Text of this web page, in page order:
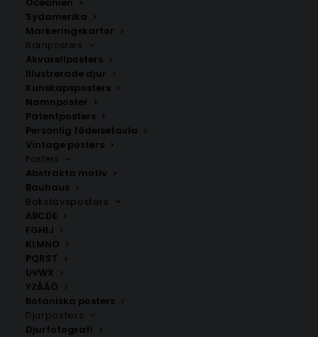
Sydamerika
Markeringskartor
Barnposters
Akvarellposters
Illustrerade djur
Kunskapsposters
Namnposter
Patentposters
Personlig födelsetavla
Vintage posters
Posters
Abstrakta motiv
Bauhaus
Bokstavsposters
ABCDE
FGHIJ
KLMNO
PQRST
UVWX
YZÅÄÖ
Botaniska posters
Djurposters
Djurfotografi
Handritad karta över Edsbro i
Välj mellan fyra olika storlekar: 50×70 cm, 40×50 cm,
30×40 cm och 21×30 cm.
Stockholms län
ANDRA KÖPTE ÄVEN